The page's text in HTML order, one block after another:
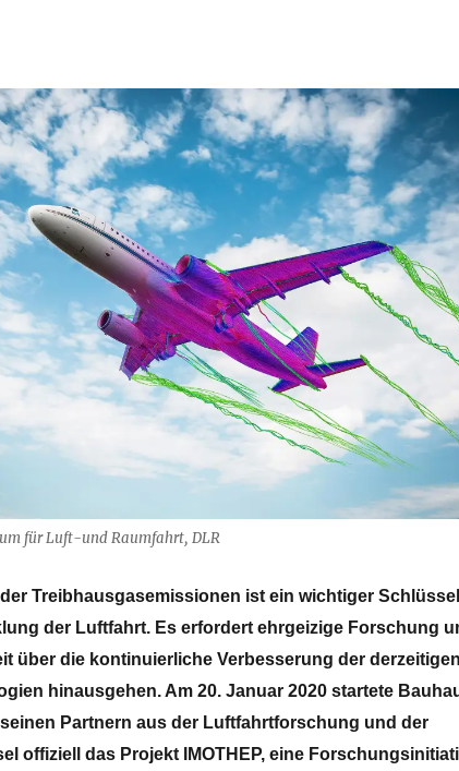
für Luft-und Raumfahrt, DLR
Treibhausgasemissionen ist ein wichtiger
der Luftfahrt. Es erfordert ehrgeizige Forschung
über die kontinuierliche Verbesserung der derzeitigen
hinausgehen. Am 20. Januar 2020 startete
seinen Partnern aus der Luftfahrtforschung und der
offiziell das Projekt IMOTHEP, eine